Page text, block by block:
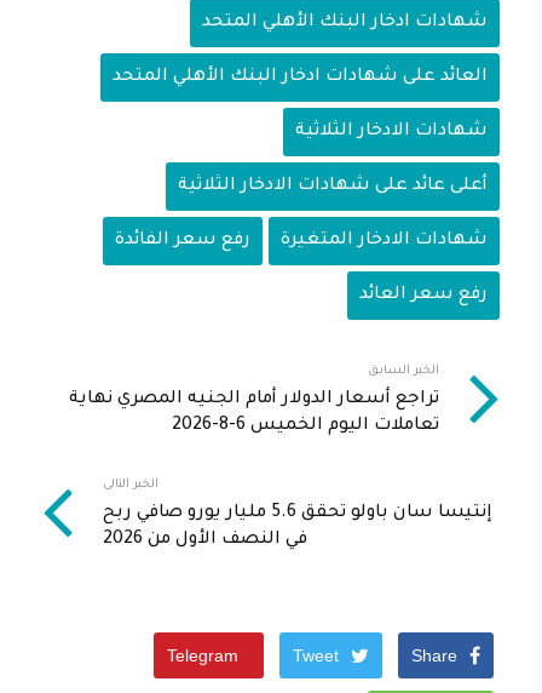
شهادات ادخار البنك الأهلي المتحد
العائد على شهادات ادخار البنك الأهلي المتحد
شهادات الادخار الثلاثية
أعلى عائد على شهادات الادخار الثلاثية
شهادات الادخار المتغيرة رفع سعر الفائدة
رفع سعر العائد
الخبر السابق
تراجع أسعار الدولار أمام الجنيه المصري نهاية
تعاملات اليوم الخميس 6-8-2026
الخبر التالى
إنتيسا سان باولو تحقق 5.6 مليار يورو صافي ربح
في النصف الأول من 2026